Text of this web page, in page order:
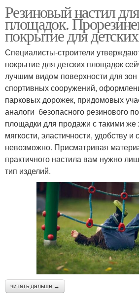
Резиновый настил
площадок.
покрытие для
Специалисты-строители
покрытие для детских площадок
лучшим видом поверхности для зон
спортивных сооружений,
парковых дорожек, придомовых
аналоги безопасного резинового
площадки для продажи с такими же
мягкости, эластичности, удобству и
невозможно. Присматривая
практичного настила вам нужно
тип изделий.
читать дальше →